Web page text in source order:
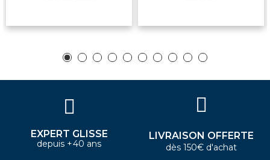
EXPERT GLISSE
depuis +40 ans
LIVRAISON OFFERTE
dès 150€ d'achat